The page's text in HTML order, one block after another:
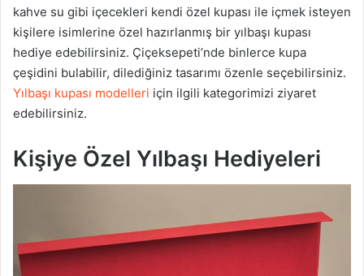
kahve su gibi içecekleri kendi özel kupası ile içmek isteyen
kişilere isimlerine özel hazırlanmış bir yılbaşı kupası
hediye edebilirsiniz. Çiçeksepeti’nde binlerce kupa
çeşidini bulabilir, dilediğiniz tasarımı özenle seçebilirsiniz.
Yılbaşı kupası modelleri için ilgili kategorimizi ziyaret
edebilirsiniz.
Kişiye Özel Yılbaşı Hediyeleri